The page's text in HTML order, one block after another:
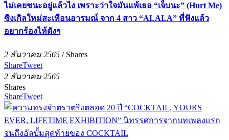
ไม่เคยชนะอยู่แล้วไง เพราะว่าใจมันแพ้เธอ “เจ็บนะ” (Hurt Me)
ซิงเกิลใหม่สะเทือนอารมณ์ จาก 4 สาว “ALALA” ที่ฟังแล้ว
อยากร้องไห้ดังๆ
2 ธันวาคม 2565 / Shares
ShareTweet
2 ธันวาคม 2565
Shares
ShareTweet